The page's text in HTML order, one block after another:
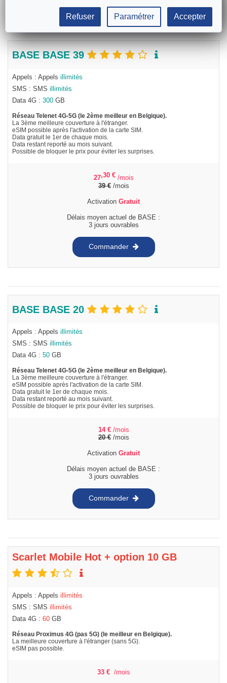
BASE BASE 39
Appels : Appels illimités
SMS : SMS illimités
Data 4G : 300 GB
Réseau Telenet 4G-5G (le 2ème meilleur en Belgique).
La 3ème meilleure couverture à l'étranger.
eSIM possible après l'activation de la carte SIM.
Data gratuit le 1er de chaque mois.
Data restant reporté au mois suivant.
Possible de bloquer le prix pour éviter les surprises.
27,30 € /mois
39€/mois
Activation Gratuit
Délais moyen actuel de BASE :
3 jours ouvrables
Commander
BASE BASE 20
Appels : Appels illimités
SMS : SMS illimités
Data 4G : 50 GB
Réseau Telenet 4G-5G (le 2ème meilleur en Belgique).
La 3ème meilleure couverture à l'étranger.
eSIM possible après l'activation de la carte SIM.
Data gratuit le 1er de chaque mois.
Data restant reporté au mois suivant.
Possible de bloquer le prix pour éviter les surprises.
14 € /mois
20€/mois
Activation Gratuit
Délais moyen actuel de BASE :
3 jours ouvrables
Commander
Scarlet Mobile Hot + option 10 GB
Appels : Appels illimités
SMS : SMS illimités
Data 4G : 60 GB
Réseau Proximus 4G (pas 5G) (le meilleur en Belgique).
La meilleure couverture à l'étranger (sans 5G).
eSIM pas possible.
33 € /mois
Refuser Paramétrer Accepter